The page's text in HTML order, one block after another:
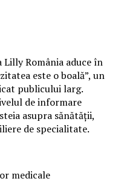
România aduce în
este o boală”, un
publicului larg.
de informare
asupra sănătății,
de specialitate.
medicale